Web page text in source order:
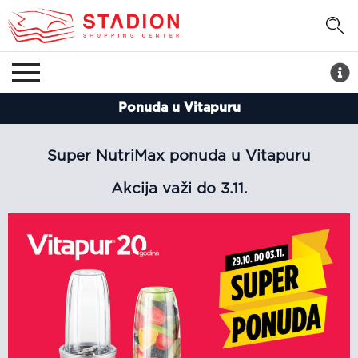
Ponuda u Vitapuru
Super NutriMax ponuda u Vitapuru
Akcija važi do 3.11.